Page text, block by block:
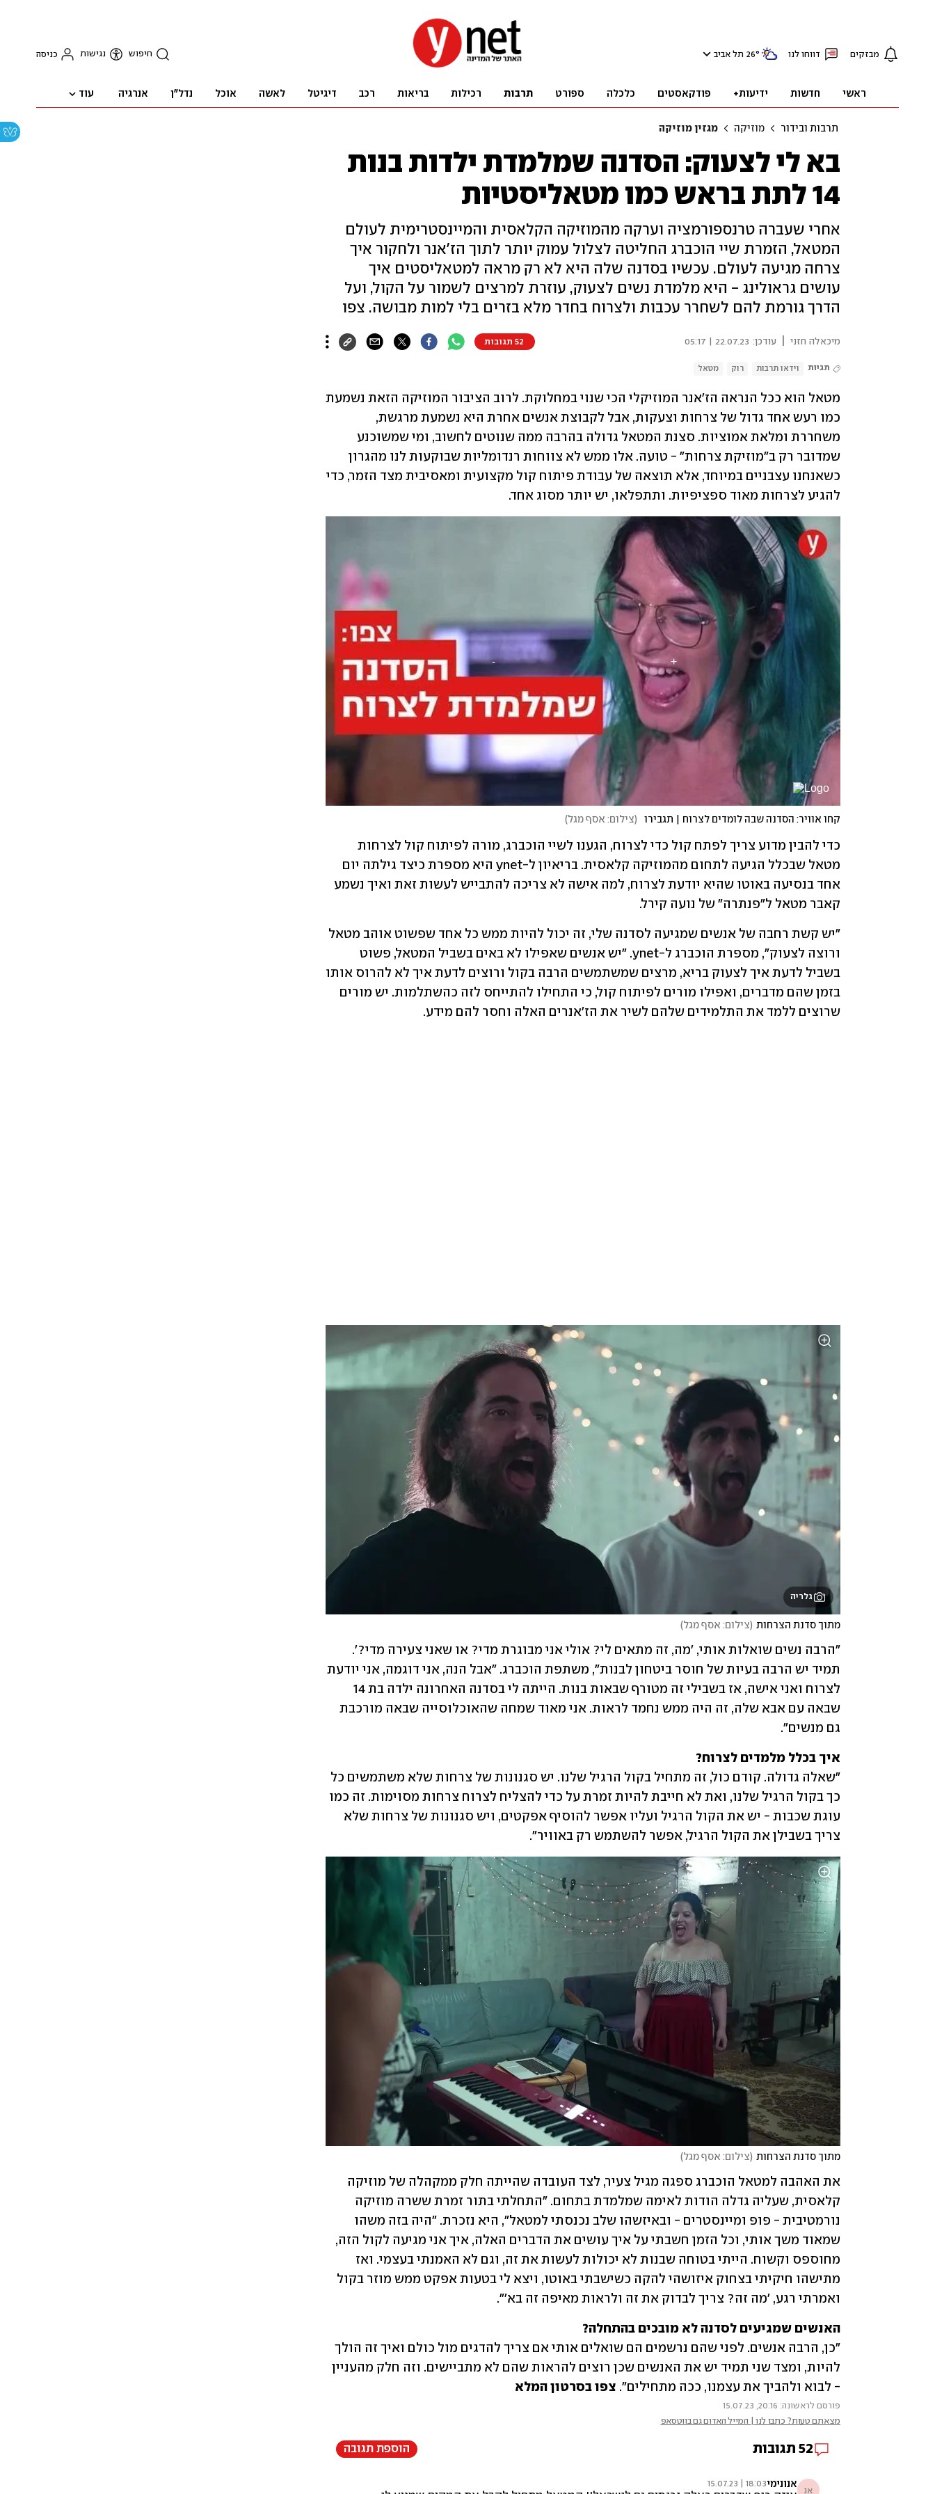
מבזקים דווחו לנו 26° תל אביב חיפוש נגישות כניסה
ראשי חדשות ידיעות+ פודקאסטים כלכלה ספורט תרבות רכילות בריאות רכב דיגיטל לאשה אוכל נדל"ן אנרגיה עוד
תרבות ובידור מוזיקה מגזין מוזיקה
בא לי לצעוק: הסדנה שמלמדת ילדות בנות
14 לתת בראש כמו מטאליסטיות
אחרי שעברה טרנספורמציה וערקה מהמוזיקה הקלאסית והמיינסטרימית לעולם
המטאל, הזמרת שיי הוכברג החליטה לצלול עמוק יותר לתוך הז'אנר ולחקור איך
צרחה מגיעה לעולם. עכשיו בסדנה שלה היא לא רק מראה למטאליסטים איך
עושים גראולינג - היא מלמדת נשים לצעוק, עוזרת למרצים לשמור על הקול, ועל
הדרך גורמת להם לשחרר עכבות ולצרוח בחדר מלא בזרים בלי למות מבושה. צפו
מיכאלה חזני עודכן: 22.07.23 | 05:17 52 תגובות
תגיות וידאו תרבות רוק מטאל
להגיע לצרחות מאוד ספציפיות. ותתפלאו, יש יותר מסוג אחד.
קחו אוויר: הסדנה שבה לומדים לצרוח | תגבירו (צילום: אסף מגל)
קאבר מטאל ל"פנתרה" של נועה קירל.
שרוצים ללמד את התלמידים שלהם לשיר את הז'אנרים האלה וחסר להם מידע.
גלריה
מתוך סדנת הצרחות (צילום: אסף מגל)
גם מנשים".
איך בכלל מלמדים לצרוח?
צריך בשבילן את הקול הרגיל, אפשר להשתמש רק באוויר".
מתוך סדנת הצרחות (צילום: אסף מגל)
ואמרתי רגע, 'מה זה? צריך לבדוק את זה ולראות מאיפה זה בא'".
האנשים שמגיעים לסדנה לא מובכים בהתחלה?
- לבוא ולהביך את עצמנו, ככה מתחילים". צפו בסרטון המלא
פורסם לראשונה: 20:16, 15.07.23
מצאתם טעות? כתבו לנו | המייל האדום גם בווטסאפ
52 תגובות הוספת תגובה
אנ אנונימי18:03 | 15.07.23